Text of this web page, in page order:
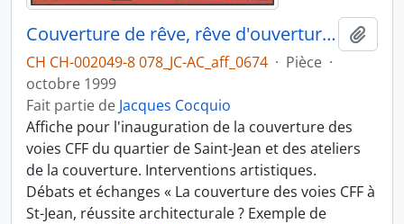
Couverture de rêve, rêve d'ouverture ?
CH CH-002049-8 078_JC-AC_aff_0674 · Pièce ·
octobre 1999
Fait partie de Jacques Cocquio
Affiche pour l'inauguration de la couverture des
voies CFF du quartier de Saint-Jean et des ateliers
de la couverture. Interventions artistiques.
Débats et échanges « La couverture des voies CFF à
St-Jean, réussite architecturale ? Exemple de